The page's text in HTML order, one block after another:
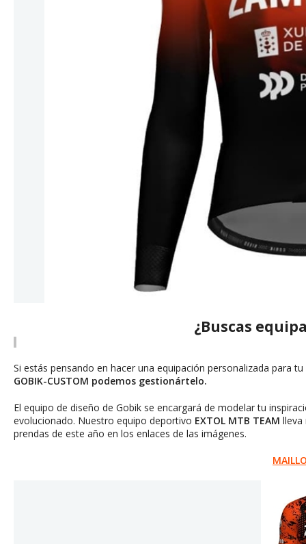
¿Buscas
Si estás pensando en hacer una equipación personalizada para
GOBIK-CUSTOM podemos gestionártelo.
El equipo de diseño de Gobik se encargará de modelar tu
evolucionado. Nuestro equipo deportivo EXTOL MTB TEAM lleva
prendas de este año en los enlaces de las imágenes.